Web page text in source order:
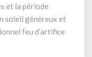
et la période
soleil généreux et
feu d’artifice